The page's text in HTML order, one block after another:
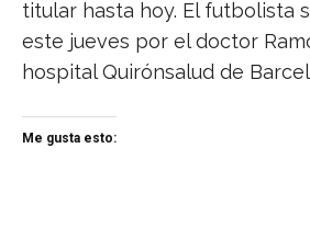
titular hasta hoy. El futbolista
este jueves por el doctor
hospital Quirónsalud de
Me gusta esto: